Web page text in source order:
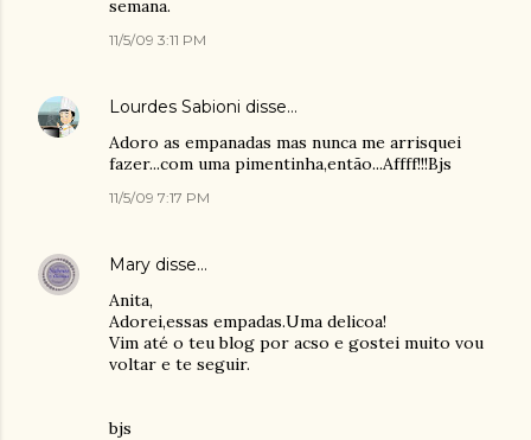
semana.
11/5/09 3:11 PM
Lourdes Sabioni disse…
Adoro as empanadas mas nunca me arrisquei
fazer...com uma pimentinha,então...Affff!!!Bjs
11/5/09 7:17 PM
Mary disse…
Anita,
Adorei,essas empadas.Uma delicoa!
Vim até o teu blog por acso e gostei muito vou
voltar e te seguir.
bjs